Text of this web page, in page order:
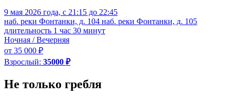
9 мая 2026 года, с 21:15 до 22:45
наб. реки Фонтанки, д. 104 наб. реки Фонтанки, д. 105
длительность 1 час 30 минут
Ночная / Вечерняя
от 35 000 ₽
Взрослый: 35000 ₽
Не только гребля